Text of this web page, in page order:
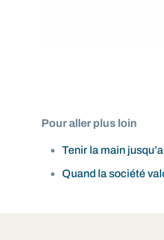
Pour aller plus loin
Tenir la main
Quand la société